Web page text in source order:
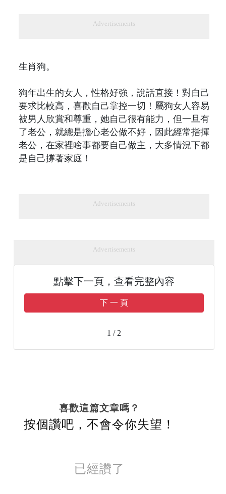
Advertisements
生肖狗。
狗年出生的女人，性格好強，說話直接！對自己
要求比較高，喜歡自己掌控一切！屬狗女人容易
被男人欣賞和尊重，她自己很有能力，但一旦有
了老公，就總是擔心老公做不好，因此經常指揮
老公，在家裡啥事都要自己做主，大多情況下都
是自己撐著家庭！
Advertisements
Advertisements
點擊下一頁，查看完整內容
下 一 頁
1 / 2
喜歡這篇文章嗎？
按個讚吧，不會令你失望！
已經讚了